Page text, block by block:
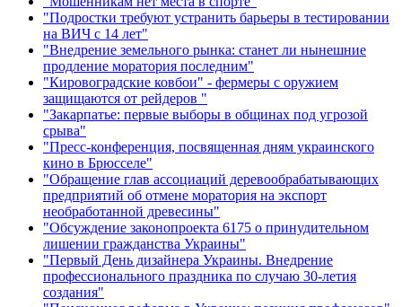
"Подростки требуют устранить барьеры в тестировании
на ВИЧ с 14 лет"
"Внедрение земельного рынка: станет ли нынешние
продление моратория последним"
"Кировоградские ковбои" - фермеры с оружием
защищаются от рейдеров "
"Закарпатье: первые выборы в общинах под угрозой
срыва"
"Пресс-конференция, посвященная дням украинского
кино в Брюсселе"
"Обращение глав ассоциаций деревообрабатывающих
предприятий об отмене моратория на экспорт
необработанной древесины"
"Обсуждение законопроекта 6175 о принудительном
лишении гражданства Украины"
"Первый День дизайнера Украины. Внедрение
профессионального праздника по случаю 30-летия
создания"